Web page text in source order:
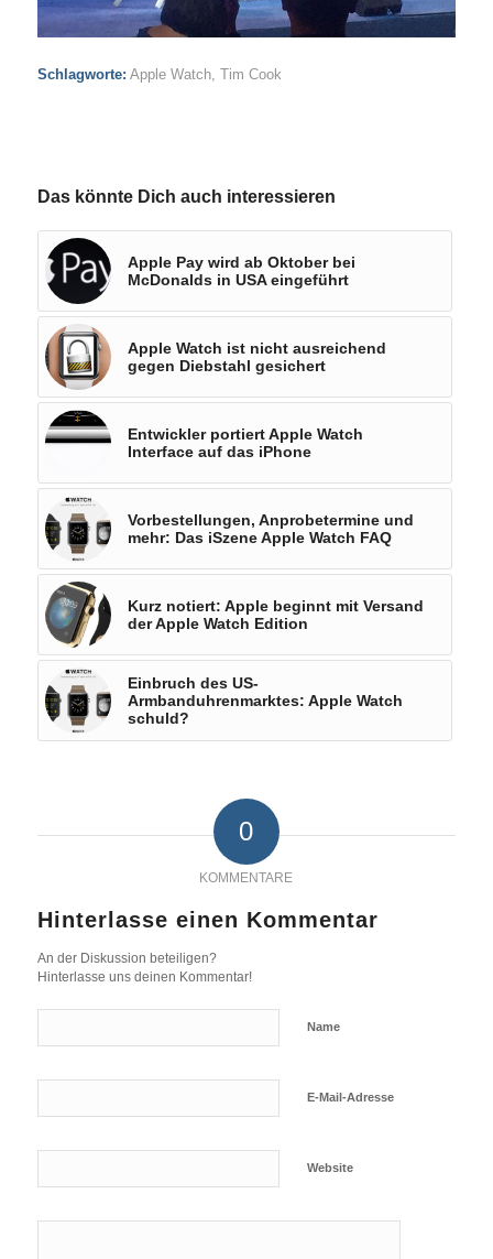
Schlagworte: Apple Watch, Tim Cook
Das könnte Dich auch interessieren
Apple Pay wird ab Oktober bei
McDonalds in USA eingeführt
Apple Watch ist nicht ausreichend
gegen Diebstahl gesichert
Entwickler portiert Apple Watch
Interface auf das iPhone
Vorbestellungen, Anprobetermine und
mehr: Das iSzene Apple Watch FAQ
Kurz notiert: Apple beginnt mit Versand
der Apple Watch Edition
Einbruch des US-
Armbanduhrenmarktes: Apple Watch
schuld?
0
KOMMENTARE
Hinterlasse einen Kommentar
An der Diskussion beteiligen?
Hinterlasse uns deinen Kommentar!
Name
E-Mail-Adresse
Website